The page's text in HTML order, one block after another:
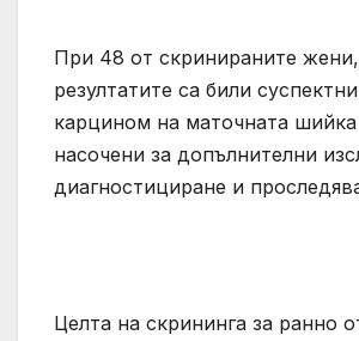
При 48 от скринираните жени,
резултатите са били
карцином на маточната
насочени за допълнителни
диагностициране и
Целта на скрининга за ранно